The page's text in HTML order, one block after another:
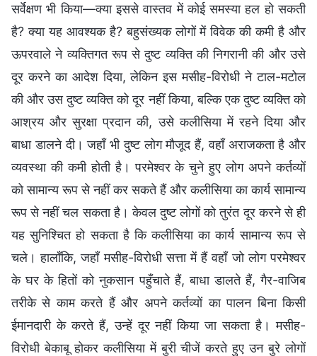
सर्वेक्षण भी किया—क्या इससे वास्तव में कोई समस्या हल हो सकती
है? क्या यह आवश्यक है? बहुसंख्यक लोगों में विवेक की कमी है और
ऊपरवाले ने व्यक्तिगत रूप से दुष्ट व्यक्ति की निगरानी की और उसे
दूर करने का आदेश दिया, लेकिन इस मसीह-विरोधी ने टाल-मटोल
की और उस दुष्ट व्यक्ति को दूर नहीं किया, बल्कि एक दुष्ट व्यक्ति को
आश्रय और सुरक्षा प्रदान की, उसे कलीसिया में रहने दिया और
बाधा डालने दी। जहाँ भी दुष्ट लोग मौजूद हैं, वहाँ अराजकता है और
व्यवस्था की कमी होती है। परमेश्वर के चुने हुए लोग अपने कर्तव्यों
को सामान्य रूप से नहीं कर सकते हैं और कलीसिया का कार्य सामान्य
रूप से नहीं चल सकता है। केवल दुष्ट लोगों को तुरंत दूर करने से ही
यह सुनिश्चित हो सकता है कि कलीसिया का कार्य सामान्य रूप से
चले। हालाँकि, जहाँ मसीह-विरोधी सत्ता में हैं वहाँ जो लोग परमेश्वर
के घर के हितों को नुकसान पहुँचाते हैं, बाधा डालते हैं, गैर-वाजिब
तरीके से काम करते हैं और अपने कर्तव्यों का पालन बिना किसी
ईमानदारी के करते हैं, उन्हें दूर नहीं किया जा सकता है। मसीह-
विरोधी बेकाबू होकर कलीसिया में बुरी चीजें करते हुए उन बुरे लोगों